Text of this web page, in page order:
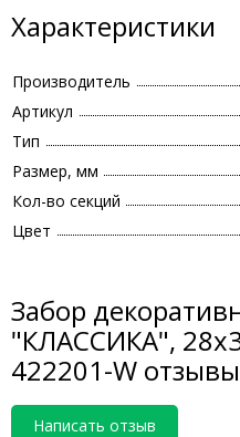
Характеристики
Производитель
Артикул
Тип
Размер, мм
Кол-во секций
Цвет
Забор
"КЛАССИКА",
422201-W отзывы
Написать отзыв